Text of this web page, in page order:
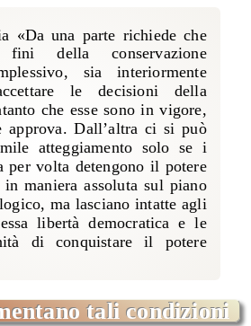
«Da una parte richiede che
della conservazione
sia interiormente
le decisioni della
che esse sono in vigore,
approva. Dall’altra ci si può
atteggiamento solo se i
per volta detengono il potere
maniera assoluta sul piano
ma lasciano intatte agli
libertà democratica e le
di conquistare il potere
tali condizioni